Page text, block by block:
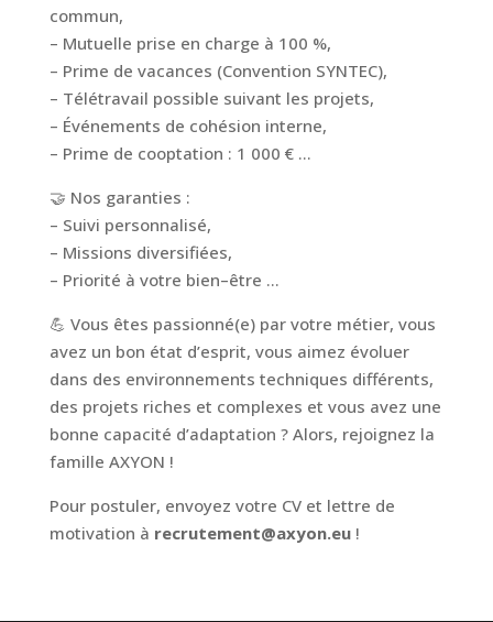
commun,
– Mutuelle prise en charge à 100 %,
– Prime de vacances (Convention SYNTEC),
– Télétravail possible suivant les projets,
– Événements de cohésion interne,
– Prime de cooptation : 1 000 € …
🤝 Nos garanties :
– Suivi personnalisé,
– Missions diversifiées,
– Priorité à votre bien–être …
💪 Vous êtes passionné(e) par votre métier, vous
avez un bon état d’esprit, vous aimez évoluer
dans des environnements techniques différents,
des projets riches et complexes et vous avez une
bonne capacité d’adaptation ? Alors, rejoignez la
famille AXYON !
Pour postuler, envoyez votre CV et lettre de
motivation à recrutement@axyon.eu!